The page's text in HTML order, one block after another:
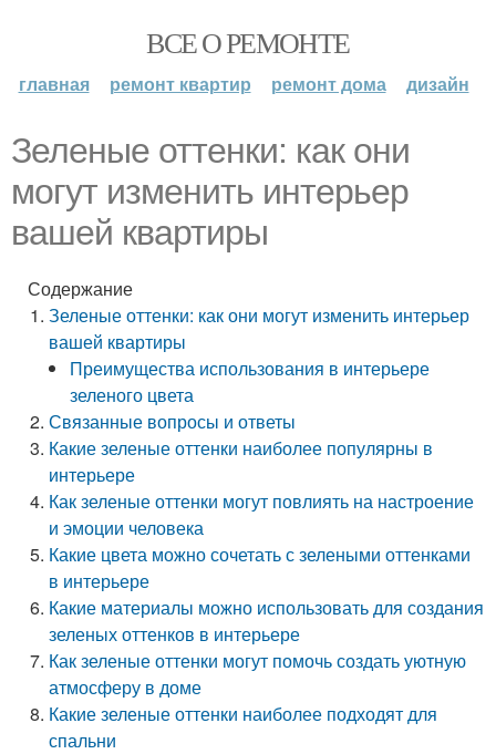
ВСЕ О РЕМОНТЕ
главная ремонт квартир ремонт дома дизайн
Зеленые оттенки: как они
могут изменить интерьер
вашей квартиры
Содержание
Зеленые оттенки: как они могут изменить интерьер
вашей квартиры
Преимущества использования в интерьере
зеленого цвета
Связанные вопросы и ответы
Какие зеленые оттенки наиболее популярны в
интерьере
Как зеленые оттенки могут повлиять на настроение
и эмоции человека
Какие цвета можно сочетать с зелеными оттенками
в интерьере
Какие материалы можно использовать для создания
зеленых оттенков в интерьере
Как зеленые оттенки могут помочь создать уютную
атмосферу в доме
Какие зеленые оттенки наиболее подходят для
спальни